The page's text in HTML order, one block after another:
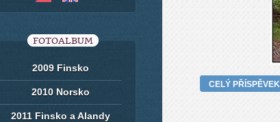
CELÝ PŘÍSPĚVEK
FOTOALBUM
2009 Finsko
2010 Norsko
2011 Finsko a Alandy